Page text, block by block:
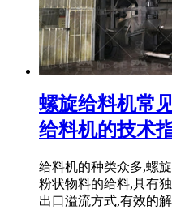
螺旋给料机常
给料机的技术
给料机的种类众多,螺
粉状物料的给料,具有
出口溢流方式,有效的